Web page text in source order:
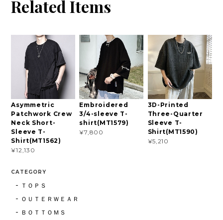
Related Items
Asymmetric
Patchwork Crew
Neck Short-
Sleeve T-
Shirt(MT1562)
¥12,130
Embroidered
3/4-sleeve T-
shirt(MT1579)
¥7,800
3D-Printed
Three-Quarter
Sleeve T-
Shirt(MT1590)
¥5,210
CATEGORY
ＴＯＰＳ
ＯＵＴＥＲＷＥＡＲ
ＢＯＴＴＯＭＳ